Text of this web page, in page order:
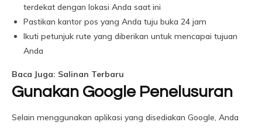
terdekat dengan lokasi Anda saat ini
Pastikan kantor pos yang Anda tuju buka 24 jam
Ikuti petunjuk rute yang diberikan untuk mencapai tujuan
Anda
Baca Juga: Salinan Terbaru
Gunakan Google Penelusuran
Selain menggunakan aplikasi yang disediakan Google, Anda